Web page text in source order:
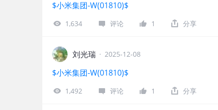
$小米集团-W(01810)$
1,634 评论 1 分享
刘光瑞 · 2025-12-08
$小米集团-W(01810)$
1,492 评论 1 分享